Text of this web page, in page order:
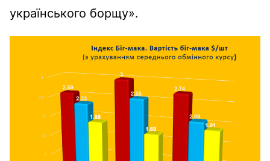
українського борщу».